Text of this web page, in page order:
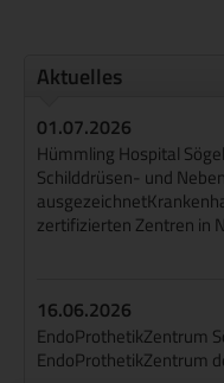
Aktuelles
01.07.2026
Hümmling Hospital
Schilddrüsen- und
zertifizierten Zentren in
16.06.2026
EndoProthetikZentrum
EndoProthetikZentrum